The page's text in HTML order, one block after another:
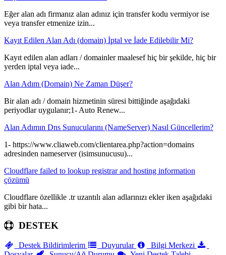
Eğer alan adı firmanız alan adınız için transfer kodu vermiyor ise
veya transfer etmenize izin...
Kayıt Edilen Alan Adı (domain) İptal ve İade Edilebilir Mi?
Kayıt edilen alan adları / domainler maalesef hiç bir şekilde, hiç bir
yerden iptal veya iade...
Alan Adım (Domain) Ne Zaman Düşer?
Bir alan adı / domain hizmetinin süresi bittiğinde aşağıdaki
periyodlar uygulanır;1- Auto Renew...
Alan Adımın Dns Sunucularını (NameServer) Nasıl Güncellerim?
1- https://www.cliaweb.com/clientarea.php?action=domains
adresinden nameserver (isimsunucusu)...
Cloudflare failed to lookup registrar and hosting information
çözümü
Cloudflare özellikle .tr uzantılı alan adlarınızı ekler iken aşağıdaki
gibi bir hata...
DESTEK
Destek Bildirimlerim Duyurular
Bilgi Merkezi